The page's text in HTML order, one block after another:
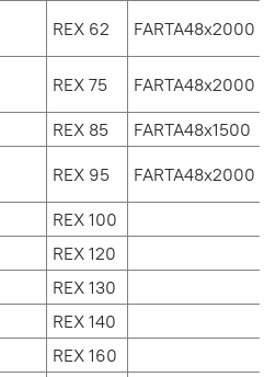
REX 62 FARTA48x2000
REX 75 FARTA48x2000
REX 85 FARTA48x1500
REX 95 FARTA48x2000
REX 100
REX 120
REX 130
REX 140
REX 160